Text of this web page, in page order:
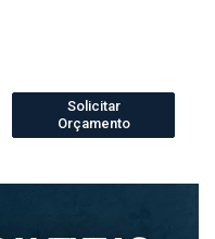
Solicitar
Orçamento